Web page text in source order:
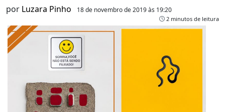
por Luzara Pinho 18 de novembro de 2019 às 19:20
2 minutos de leitura